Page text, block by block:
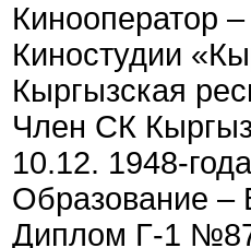
Кинооператор
Киностудии
Кыргызская
Член СК
10.12. 1948-
Образование –
Диплом Г-1